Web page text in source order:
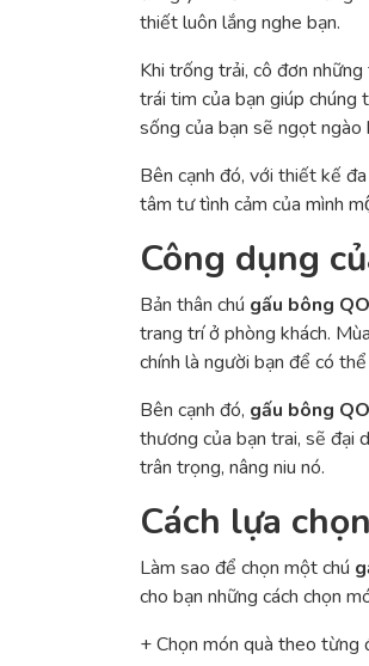
thiết luôn lắng nghe bạn.
Khi trống trải, cô đơn
trái tim của bạn giúp chúng
sống của bạn sẽ ngọt ngào
Bên cạnh đó, với thiết kế
tâm tư tình cảm của mình
Công dụng
Bản thân chú gấu bông
trang trí ở phòng khách.
chính là người bạn để có
Bên cạnh đó, gấu bông
thương của bạn trai, sẽ đại
trân trọng, nâng niu nó.
Cách lựa
Làm sao để chọn một chú
cho bạn những cách chọn
+ Chọn món quà theo từng